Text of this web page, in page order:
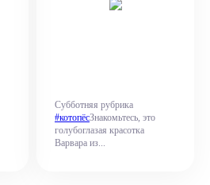
Субботняя рубрика
#котопёсЗнакомьтесь, это
голубоглазая красотка
Варвара из...